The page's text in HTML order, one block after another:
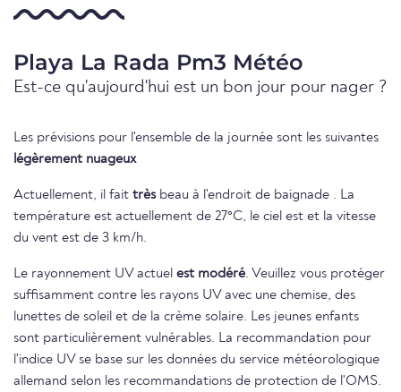
Playa La Rada Pm3 Météo
Est-ce qu'aujourd'hui est un bon jour pour nager ?
Les prévisions pour l'ensemble de la journée sont les suivantes
légèrement nuageux
Actuellement, il fait trèsbeau à l'endroit de baignade . La
température est actuellement de 27°C, le ciel est et la vitesse
du vent est de 3 km/h.
Le rayonnement UV actuel est modéré. Veuillez vous protéger
suffisamment contre les rayons UV avec une chemise, des
lunettes de soleil et de la crème solaire. Les jeunes enfants
sont particulièrement vulnérables. La recommandation pour
l'indice UV se base sur les données du service météorologique
allemand selon les recommandations de protection de l'OMS.